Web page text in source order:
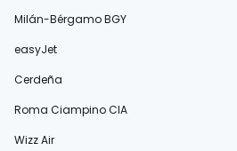
Milán-Bérgamo BGY
easyJet
Cerdeña
Roma Ciampino CIA
Wizz Air